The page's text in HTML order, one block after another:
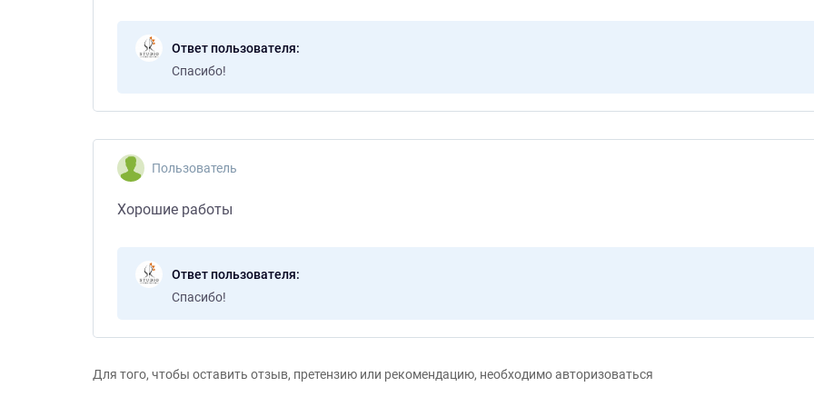
Ответ пользователя
Спасибо!
Пользователь
Хорошие работы
Ответ пользователя
Спасибо!
Для того, чтобы оставить отзыв, претензию или рекомендацию, необходимо авторизоваться